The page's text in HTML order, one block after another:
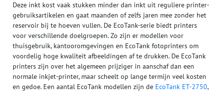
Deze inkt kost vaak stukken minder dan inkt uit reguliere printer-
gebruiksartikelen en gaat maanden of zelfs jaren mee zonder het
reservoir bij te hoeven vullen. De EcoTank-serie biedt printers
voor verschillende doelgroepen. Zo zijn er modellen voor
thuisgebruik, kantooromgevingen en EcoTank fotoprinters om
voordelig hoge kwaliteit afbeeldingen af te drukken. De EcoTank
printers zijn over het algemeen prijziger in aanschaf dan een
normale inkjet-printer, maar scheelt op lange termijn veel kosten
en gedoe. Een aantal EcoTank modellen zijn de EcoTank ET-2750,